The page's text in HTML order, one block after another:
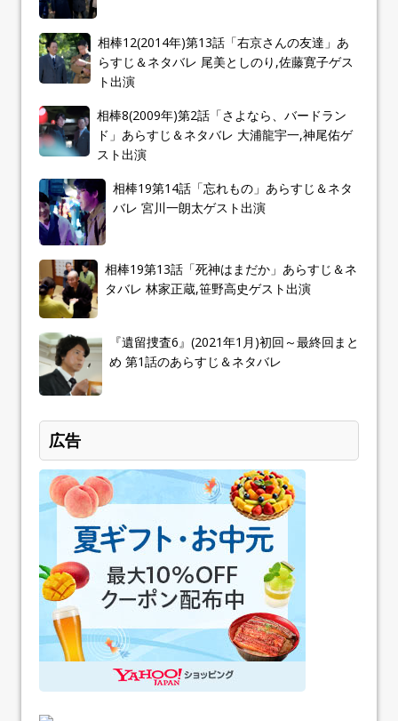
相棒12(2014年)第13話「右京さんの友達」あ
らすじ＆ネタバレ 尾美としのり,佐藤寛子ゲス
ト出演
相棒8(2009年)第2話「さよなら、バードラン
ド」あらすじ＆ネタバレ 大浦龍宇一,神尾佑ゲ
スト出演
相棒19第14話「忘れもの」あらすじ＆ネタ
バレ 宮川一朗太ゲスト出演
相棒19第13話「死神はまだか」あらすじ＆ネ
タバレ 林家正蔵,笹野高史ゲスト出演
『遺留捜査6』(2021年1月)初回～最終回まと
め 第1話のあらすじ＆ネタバレ
広告